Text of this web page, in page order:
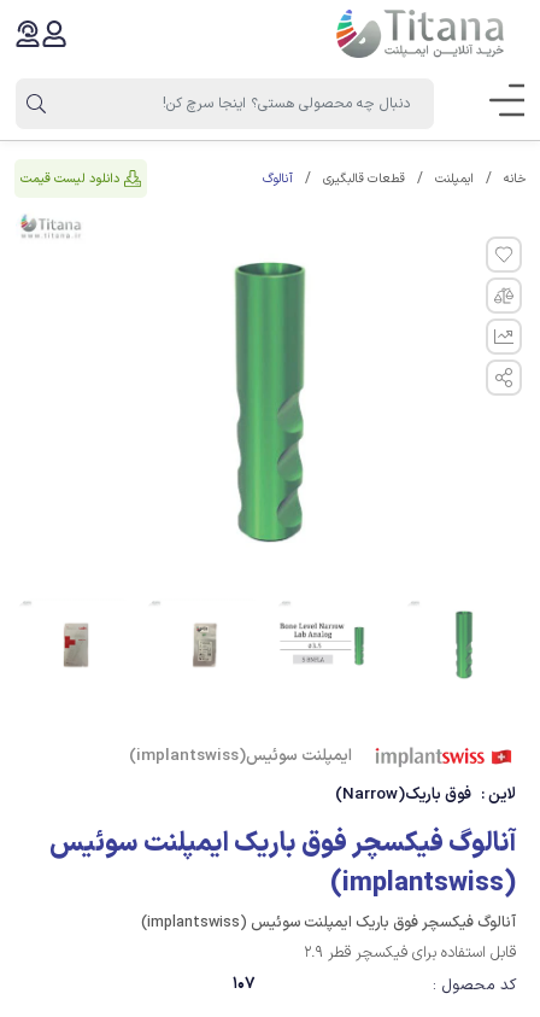
خانه ایمپلنت قطعات قالبگیری آنالوگ دانلود لیست قیمت
ایمپلنت سوئیس(implantswiss)
لاین : فوق باریک(Narrow)
آنالوگ فیکسچر فوق باریک ایمپلنت سوئیس
(implantswiss)
آنالوگ فیکسچر فوق باریک ایمپلنت سوئیس (implantswiss)
قابل استفاده برای فیکسچر قطر 2.9
کد محصول :
107